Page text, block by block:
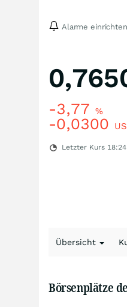
Alarme einrichten
-3,77 %
-0,0300
Letzter Kurs
Übersicht
Börsenplätze